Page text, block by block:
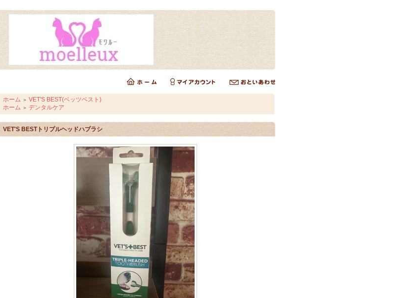
ホーム ＞ VET'S BEST(ベッツベスト)
ホーム ＞ デンタルケア
VET'S BESTトリプルヘッドハブラシ